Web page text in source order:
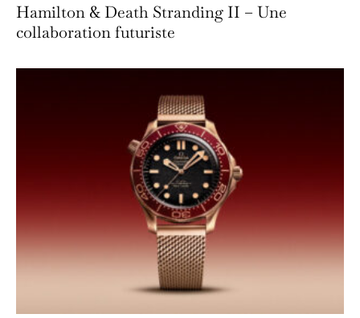
Hamilton & Death Stranding II – Une
collaboration futuriste